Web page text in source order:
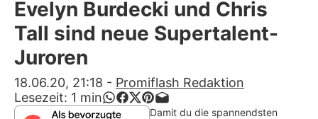
Alle Themen auf Promiflash
App runterladen
Team
Evelyn Burdecki und Chris
Tall sind neue Supertalent-
Juroren
18.06.20, 21:18 - Promiflash Redaktion
Lesezeit: 1 min
Damit du die spannendsten